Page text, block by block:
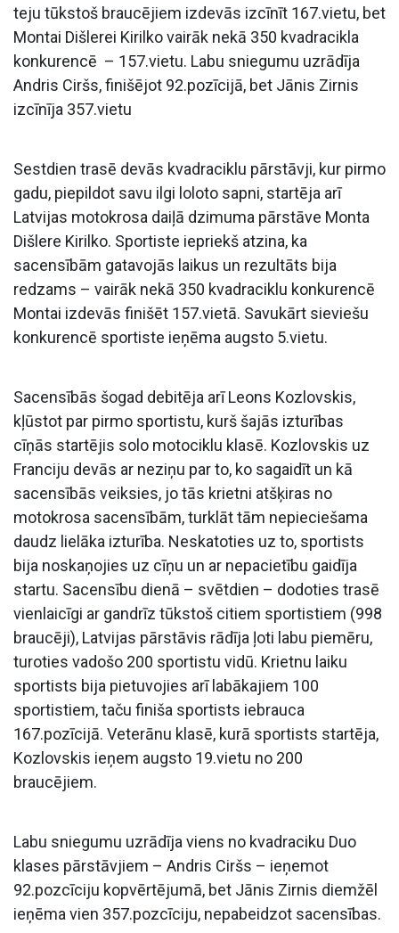
teju tūkstoš braucējiem izdevās izcīnīt 167.vietu, bet
Montai Dišlerei Kirilko vairāk nekā 350 kvadracikla
konkurencē – 157.vietu. Labu sniegumu uzrādīja
Andris Ciršs, finišējot 92.pozīcijā, bet Jānis Zirnis
izcīnīja 357.vietu
Sestdien trasē devās kvadraciklu pārstāvji, kur pirmo
gadu, piepildot savu ilgi loloto sapni, startēja arī
Latvijas motokrosa daiļā dzimuma pārstāve Monta
Dišlere Kirilko. Sportiste iepriekš atzina, ka
sacensībām gatavojās laikus un rezultāts bija
redzams – vairāk nekā 350 kvadraciklu konkurencē
Montai izdevās finišēt 157.vietā. Savukārt sieviešu
konkurencē sportiste ieņēma augsto 5.vietu.
Sacensībās šogad debitēja arī Leons Kozlovskis,
kļūstot par pirmo sportistu, kurš šajās izturības
cīņās startējis solo motociklu klasē. Kozlovskis uz
Franciju devās ar neziņu par to, ko sagaidīt un kā
sacensībās veiksies, jo tās krietni atšķiras no
motokrosa sacensībām, turklāt tām nepieciešama
daudz lielāka izturība. Neskatoties uz to, sportists
bija noskaņojies uz cīņu un ar nepacietību gaidīja
startu. Sacensību dienā – svētdien – dodoties trasē
vienlaicīgi ar gandrīz tūkstoš citiem sportistiem (998
braucēji), Latvijas pārstāvis rādīja ļoti labu piemēru,
turoties vadošo 200 sportistu vidū. Krietnu laiku
sportists bija pietuvojies arī labākajiem 100
sportistiem, taču finiša sportists iebrauca
167.pozīcijā. Veterānu klasē, kurā sportists startēja,
Kozlovskis ieņem augsto 19.vietu no 200
braucējiem.
Labu sniegumu uzrādīja viens no kvadraciku Duo
klases pārstāvjiem – Andris Ciršs – ieņemot
92.pozcīciju kopvērtējumā, bet Jānis Zirnis diemžēl
ieņēma vien 357.pozcīciju, nepabeidzot sacensības.